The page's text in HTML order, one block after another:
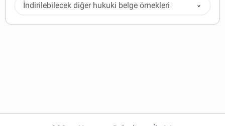
İndirilebilecek diğer hukuki belge örnekleri